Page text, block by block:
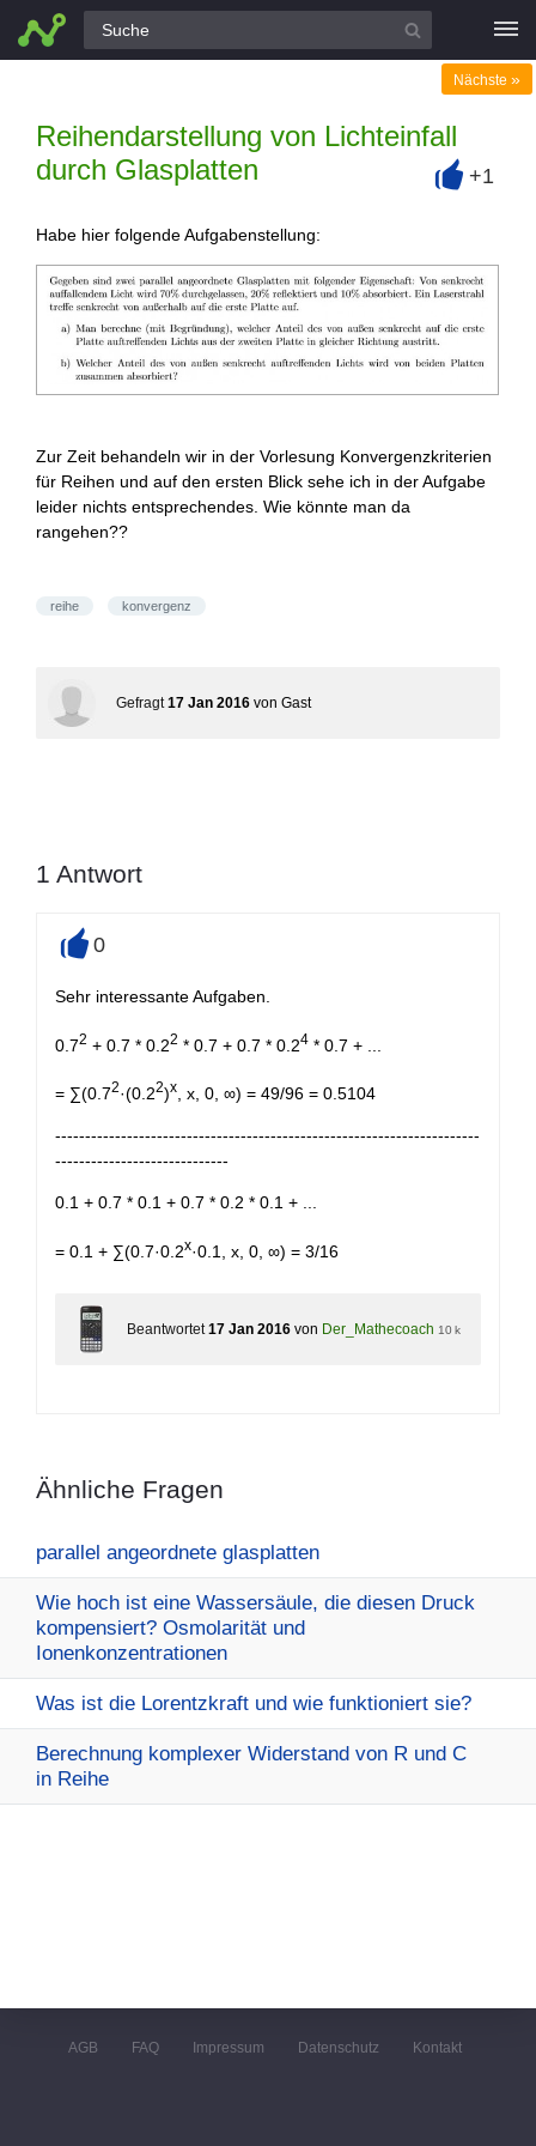
Alle Fragen
Reihendarstellung von Lichteinfall
durch Glasplatten
Nächste »
+1
Habe hier folgende Aufgabenstellung:
Zur Zeit behandeln wir in der Vorlesung Konvergenzkriterien
für Reihen und auf den ersten Blick sehe ich in der Aufgabe
leider nichts entsprechendes. Wie könnte man da
rangehen??
reihe konvergenz
Gefragt 17 Jan 2016 von Gast
1 Antwort
0
Sehr interessante Aufgaben.
0.72 + 0.7 * 0.22 * 0.7 + 0.7 * 0.24 * 0.7 + ...
= ∑(0.72·(0.22)x , x, 0, ∞) = 49/96 = 0.5104
-----------------------------------------------------------------------
-----------------------------
0.1 + 0.7 * 0.1 + 0.7 * 0.2 * 0.1 + ...
= 0.1 + ∑(0.7·0.2x·0.1, x, 0, ∞) = 3/16
Beantwortet 17 Jan 2016 von Der_Mathecoach 10 k
Ähnliche Fragen
parallel angeordnete glasplatten
Wie hoch ist eine Wassersäule, die diesen Druck
kompensiert? Osmolarität und
Ionenkonzentrationen
Was ist die Lorentzkraft und wie funktioniert sie?
Berechnung komplexer Widerstand von R und C
in Reihe
AGB FAQ Impressum Datenschutz Kontakt